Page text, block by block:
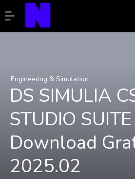
Engineering & Simulation
DS SIMULIA
STUDIO SUITE
Download
2025.02